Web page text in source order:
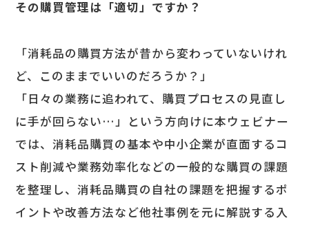
その購買管理は「適切」ですか？
「消耗品の購買方法が昔から変わっていないけれ
ど、このままでいいのだろうか？」
「日々の業務に追われて、購買プロセスの見直し
に手が回らない…」という方向けに本ウェビナー
では、消耗品購買の基本や中小企業が直面するコ
スト削減や業務効率化などの一般的な購買の課題
を整理し、消耗品購買の自社の課題を把握するポ
イントや改善方法など他社事例を元に解説する入